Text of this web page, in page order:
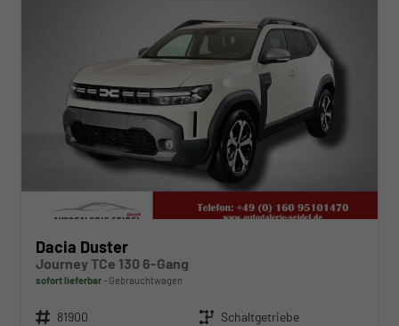
Dacia Duster
Journey TCe 130 6-Gang
sofort lieferbar Gebrauchtwagen
Fahrzeugnr. 81900 Getriebe Schaltgetriebe